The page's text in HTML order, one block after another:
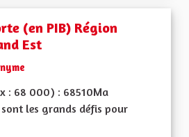
(en PIB) Région
Est
: 68 000) : 68510Ma
les grands défis pour